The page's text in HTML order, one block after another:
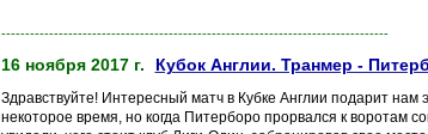
---------------------------------------------------------------------------------
16 ноября 2017 г. Кубок Англии. Транмер -
Здравствуйте! Интересный матч в Кубке Англии подарит
некоторое время, но когда Питерборо прорвался к воротам